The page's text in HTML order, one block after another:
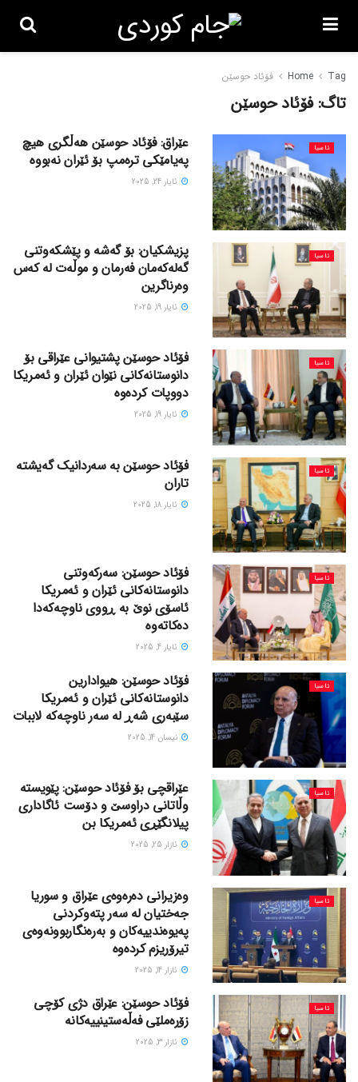
Home Tag فۆئاد حوسێن
تاگ:فۆئاد حوسێن
ئاسیا
عێراق: فۆئاد حوسێن هەڵگری هیچ
پەیامێکی ترەمپ بۆ ئێران نەبووە
ئایار 24, 2025
ئاسیا
پزیشکیان: بۆ گەشە و پێشکەوتنی
گەلەکەمان فەرمان و موڵەت لە کەس
وەرناگرین
ئایار 19, 2025
ئاسیا
فۆئاد حوسێن پشتیوانی عێراقی بۆ
دانوستانەکانی نێوان ئێران و ئەمریکا
دووپات کردەوە
ئایار 19, 2025
ئاسیا
فۆئاد حوسێن بە سەردانیک گەیشتە
تاران
ئایار 18, 2025
ئاسیا
فۆئاد حوسێن: سەرکەوتنی
دانوستانەکانی ئێران و ئەمریکا
ئاسۆی نوێ بە ڕووی ناوچەکەدا
دەکاتەوە
ئایار 4, 2025
ئاسیا
فۆئاد حوسێن: هیوادارین
دانوستانەکانی ئێران و ئەمریکا
سێبەری شەڕ لە سەر ناوچەکە لاببات
نیسان 14, 2025
ئاسیا
عێراقچی بۆ فۆئاد حوسێن: پێویستە
وڵاتانی دراوسێ و دۆست ئاگاداری
پیلانگێڕی ئەمریکا بن
ئازار 25, 2025
ئاسیا
وەزیرانی دەرەوەی عێراق و سوریا
جەختیان لە سەر پتەوکردنی
پەیوەندییەکان و بەرەنگاربوونەوەی
تیرۆریزم کردەوە
ئازار 14, 2025
ئاسیا
فۆئاد حوسێن: عێراق دژی کۆچی
زۆرەملێی فەڵەستینییەکانە
ئازار 3, 2025